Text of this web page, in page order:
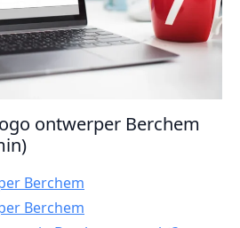
ontwerper Berchem
Berchem
Berchem